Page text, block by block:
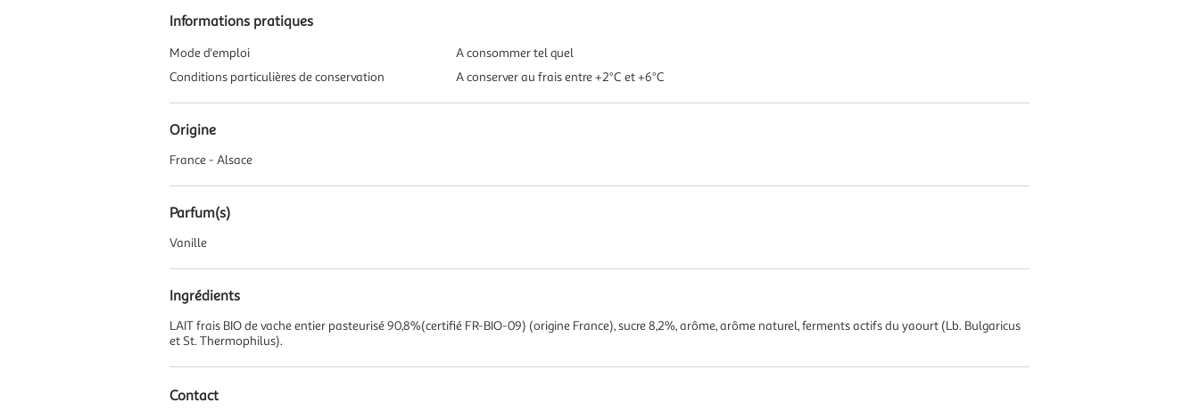
Informations pratiques
Mode d'emploi
A consommer tel quel
Conditions particulières de conservation
A conserver au frais entre +2°C et +6°C
Origine
France - Alsace
Parfum(s)
Vanille
Ingrédients
LAIT frais BIO de vache entier pasteurisé 90,8%(certifié FR-BIO-09) (origine France), sucre 8,2%, arôme, arôme naturel, ferments actifs du yaourt (Lb. Bulgaricus
et St. Thermophilus).
Contact